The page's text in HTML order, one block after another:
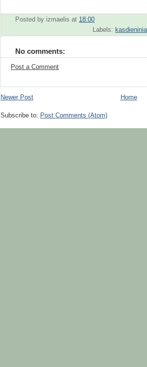
Posted by izmaelis at 18:00
Labels:
No comments:
Post a Comment
Newer Post Home
Subscribe to: Post Comments (Atom)